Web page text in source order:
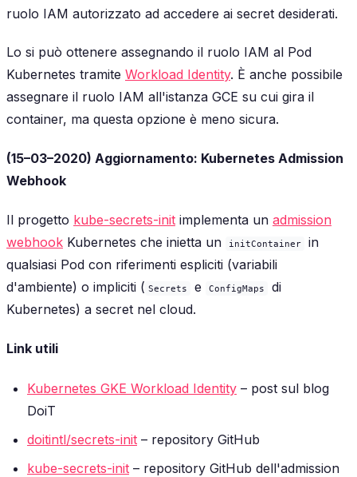
ruolo IAM autorizzato ad accedere ai secret desiderati.
Lo si può ottenere assegnando il ruolo IAM al Pod
Kubernetes tramite Workload Identity. È anche possibile
assegnare il ruolo IAM all'istanza GCE su cui gira il
container, ma questa opzione è meno sicura.
(15–03–2020) Aggiornamento: Kubernetes Admission
Webhook
Il progetto kube-secrets-init implementa un admission
webhook Kubernetes che inietta un initContainer
in
qualsiasi Pod con riferimenti espliciti (variabili
d'ambiente) o impliciti ( Secrets e ConfigMaps
di
Kubernetes) a secret nel cloud.
Link utili
Kubernetes GKE Workload Identity – post sul blog
DoiT
doitintl/secrets-init – repository GitHub
kube-secrets-init – repository GitHub dell'admission